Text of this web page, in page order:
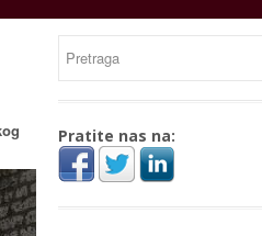
Pratite nas na: